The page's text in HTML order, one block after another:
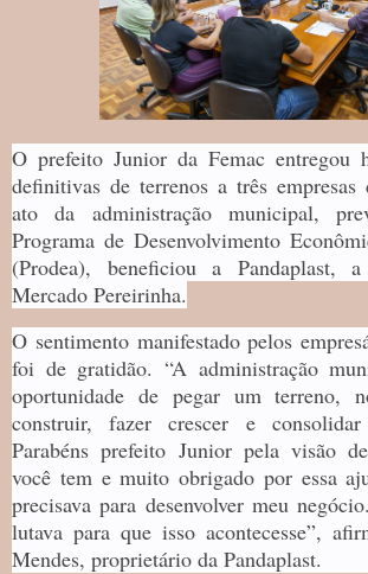
O prefeito Junior da Femac entregou
definitivas de terrenos a três
ato da administração municipal,
Programa de Desenvolvimento
(Prodea), beneficiou a Pandaplast,
Mercado Pereirinha.
O sentimento manifestado pelos
foi de gratidão. “A administração
oportunidade de pegar um terreno,
construir, fazer crescer e consolidar
Parabéns prefeito Junior pela visão
você tem e muito obrigado por essa
precisava para desenvolver meu
lutava para que isso acontecesse”,
Mendes, proprietário da Pandaplast.